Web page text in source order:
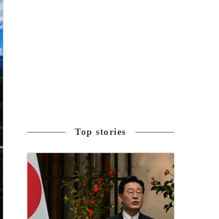
Top stories